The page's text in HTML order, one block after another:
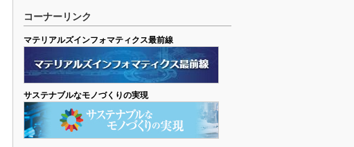
コーナーリンク
マテリアルズインフォマティクス最前線
サステナブルなモノづくりの実現